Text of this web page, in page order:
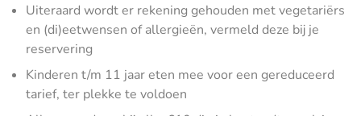
Uiteraard wordt er rekening gehouden met vegetariërs
en (di)eetwensen of allergieën, vermeld deze bij je
reservering
Kinderen t/m 11 jaar eten mee voor een gereduceerd
tarief, ter plekke te voldoen